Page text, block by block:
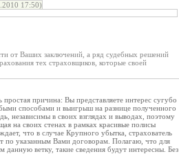
17:50)
от Ваших заключений, а ряд судебных решений
тех страховщиков, которые своей
причина: Вы представляете интерес сугубо
способами и выигрыш на разнице полученного
независимы в своих взглядах и выводах, поэтому
на своих стенах в рамках красивые полисы
что в случае Крупного убытка, страхователь
по указанным Вами договорам. Полагаю, что для
ветку, такие сведения будут интересны. Без